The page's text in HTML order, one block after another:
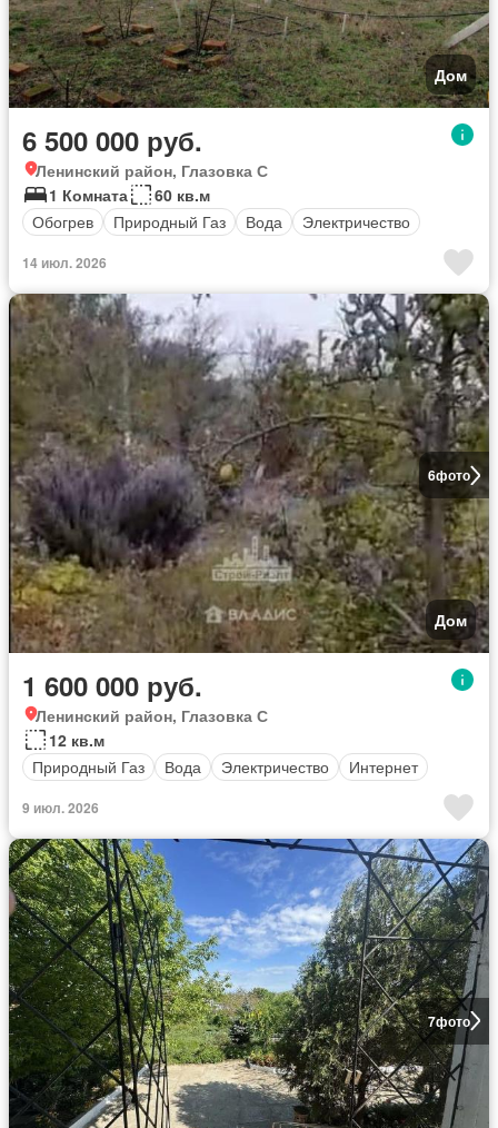
Дом
6 500 000 руб.
Ленинский район, Глазовка С
1 Комната
60 кв.м
Обогрев
Природный Газ Вода Электричество
14 июл. 2026
6фото
Дом
1 600 000 руб.
Ленинский район, Глазовка С
12 кв.м
Природный Газ
Вода Электричество Интернет
9 июл. 2026
7фото